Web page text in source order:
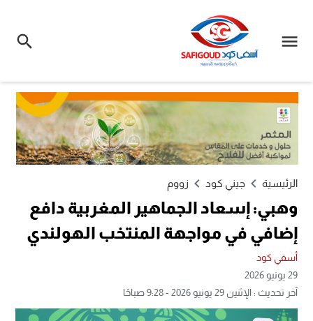
الرئيسية جيني كود زووم
وهبي: إسعاد الجماهير المغربية دافع
إضافي في مواجهة المنتخب الهولندي
أسفي كود
29 يونيو 2026
آخر تحديث : الإثنين 29 يونيو 2026 - 9:28 صباحًا